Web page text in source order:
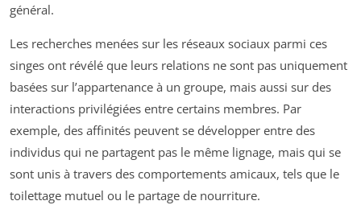
général.
Les recherches menées sur les réseaux sociaux parmi ces
singes ont révélé que leurs relations ne sont pas uniquement
basées sur l’appartenance à un groupe, mais aussi sur des
interactions privilégiées entre certains membres. Par
exemple, des affinités peuvent se développer entre des
individus qui ne partagent pas le même lignage, mais qui se
sont unis à travers des comportements amicaux, tels que le
toilettage mutuel ou le partage de nourriture.